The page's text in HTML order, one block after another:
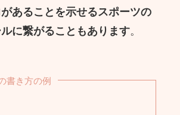
あることを示せるスポーツの
に繋がることもあります。
書き方の例